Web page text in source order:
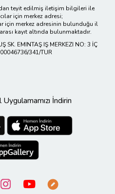
teyit edilmiş iletişim bilgileri ile
için merkez adresi;
için merkez adresinin bulunduğu il
kayıt altında bulunmaktadır.
EMINTAŞ IŞ MERKEZI NO: 3 İÇ
341/TUR
İndirin